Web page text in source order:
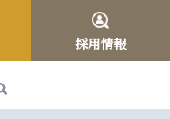
採用情報